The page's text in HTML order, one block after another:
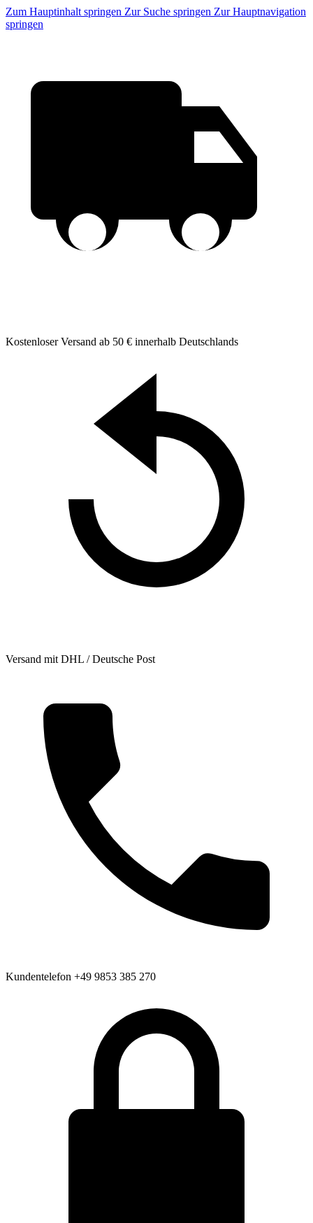
Zum Hauptinhalt springen Zur Suche springen Zur Hauptnavigation
springen
Kostenloser Versand ab 50 € innerhalb Deutschlands
Versand mit DHL / Deutsche Post
Kundentelefon +49 9853 385 270